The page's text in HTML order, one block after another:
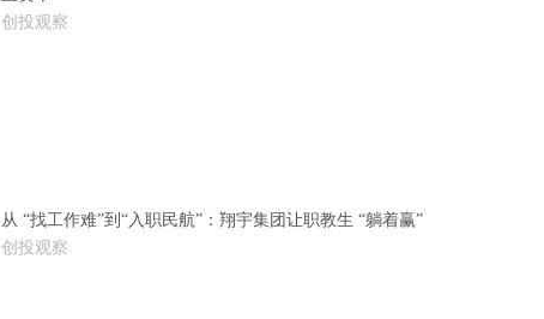
创投观察
从 “找工作难”到“入职民航”：翔宇集团让职教生 “躺着赢”
创投观察